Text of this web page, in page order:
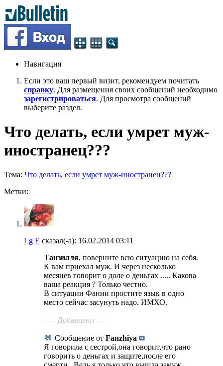
Навигация
Если это ваш первый визит, рекомендуем почитать
справку. Для размещения своих сообщений необходимо
зарегистрироваться. Для просмотра сообщений
выберите раздел.
Что делать, если умрет муж-
иностранец???
Тема: Что делать, если умрет муж-иностранец???
Метки:
Lg E сказал(-а): 16.02.2014 03:11
Танзилля, поверните всю ситуацию на себя.
К вам приехал муж. И через несколько
месяцев говорит о доле о деньгах ..... Какова
ваша реакция ? Только честно.
В ситуации Фании простите язык в одно
место сейчас засунуть надо. ИМХО.
- - - Добавлено - - -
Сообщение от Fanzhiya
Я говорила с сестрой,она говорит,что рано
говорить о деньгах и защите,после его